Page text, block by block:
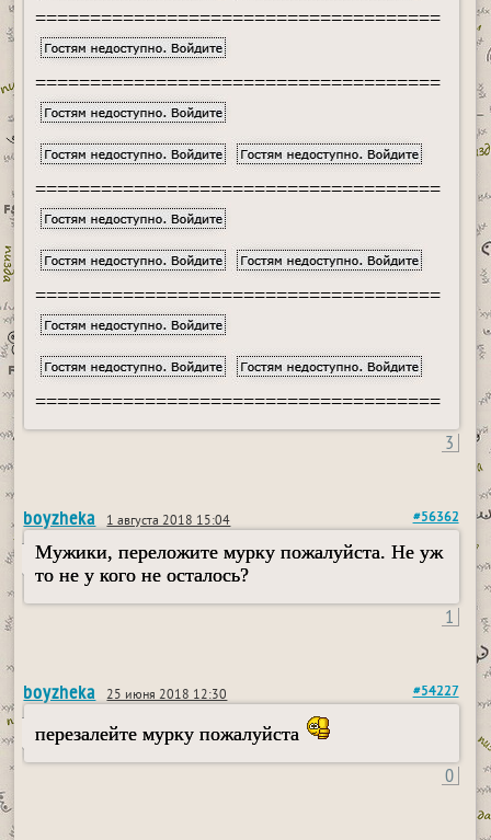
=====================================
=====================================
=====================================
=====================================
=====================================
3
boyzheka 1 августа 2018 15:04 #56362
Мужики, переложите мурку пожалуйста. Не уж
то не у кого не осталось?
1
boyzheka 25 июня 2018 12:30 #54227
перезалейте мурку пожалуйста
0